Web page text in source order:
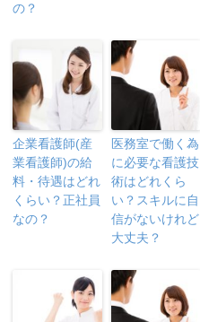
の？
企業看護師(産
業看護師)の給
料・待遇はどれ
くらい？正社員
なの？
医務室で働く為
に必要な看護技
術はどれくら
い？スキルに自
信がないけれど
大丈夫？